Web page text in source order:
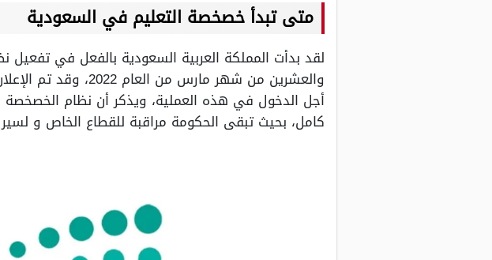
متى تبدأ خصخصة التعليم في السعودية
لقد بدأت المملكة العربية السعودية بالفعل في
والعشرين من شهر
أجل الدخول في هذه العملية، ويذكر أن نظام
كامل، بحيث تبقى الحكومة مراقبة للقطاع الخاص و